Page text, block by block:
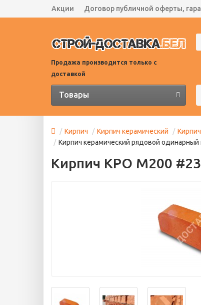
Акции Договор публичной оферты,
Продажа производится только с
доставкой
Товары
Кирпич Кирпич керамический
Кирпич керамический рядовой
Кирпич КРО М200